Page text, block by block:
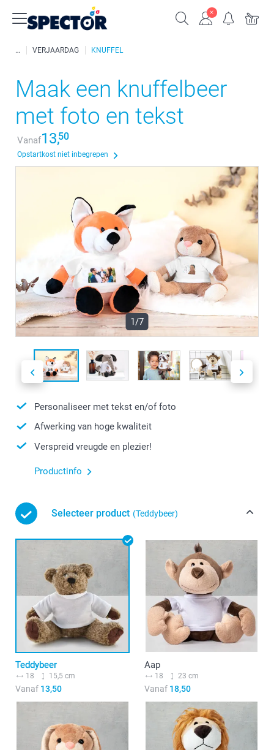
VERJAARDAG KNUFFEL
Maak een knuffelbeer
met foto en tekst
Vanaf13,50
Opstartkost niet inbegrepen
1/7
Personaliseer met tekst en/of foto
Afwerking van hoge kwaliteit
Verspreid vreugde en plezier!
Productinfo
Selecteer product (Teddybeer)
Teddybeer
18 15,5 cm
Vanaf 13,50
Aap
18 23 cm
Vanaf18,50